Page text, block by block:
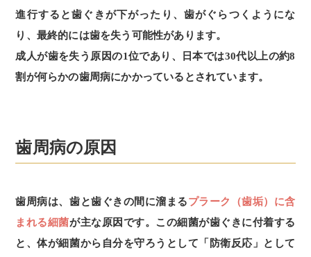
進行すると歯ぐきが下がったり、歯がぐらつくようにな
り、最終的には歯を失う可能性があります。
成人が歯を失う原因の1位であり、日本では30代以上の約8
割が何らかの歯周病にかかっているとされています。
歯周病の原因
歯周病は、歯と歯ぐきの間に溜まるプラーク（歯垢）に含
まれる細菌が主な原因です。この細菌が歯ぐきに付着する
と、体が細菌から自分を守ろうとして「防衛反応」として